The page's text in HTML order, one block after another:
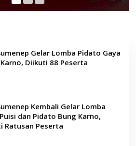
Gelar Lomba Pidato Gaya
Diikuti 88 Peserta
Kembali Gelar Lomba
dan Pidato Bung Karno,
Ratusan Peserta